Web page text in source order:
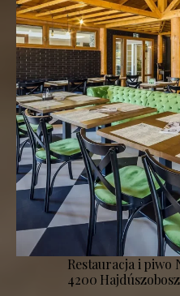
Restauracja i piwo
4200